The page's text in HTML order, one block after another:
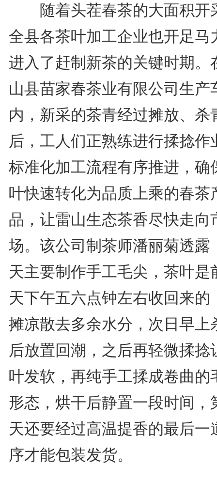
随着头茬春茶的大面积开
全县各茶叶加工企业也开足马
进入了赶制新茶的关键时期。
山县苗家春茶业有限公司生产
内，新采的茶青经过摊放、杀
后，工人们正熟练进行揉捻作
标准化加工流程有序推进，确
叶快速转化为品质上乘的春茶
品，让雷山生态茶香尽快走向
场。该公司制茶师潘丽菊透露
天主要制作手工毛尖，茶叶是
天下午五六点钟左右收回来的
摊凉散去多余水分，次日早上
后放置回潮，之后再轻微揉捻
叶发软，再纯手工揉成卷曲的
形态，烘干后静置一段时间，
天还要经过高温提香的最后一
序才能包装发货。